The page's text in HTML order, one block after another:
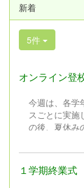
新着
5件
オンライン登
今週は、各学
スごとに実施
の後、夏休み
聞かせをする
を中継するク
たが、画面越
１学期終業式